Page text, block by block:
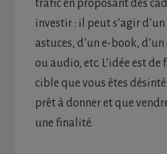
trafic en proposant des
investir : il peut s’agir
astuces, d’un e-book,
ou audio, etc. L’idée est
cible que vous êtes
prêt à donner et que
une finalité.